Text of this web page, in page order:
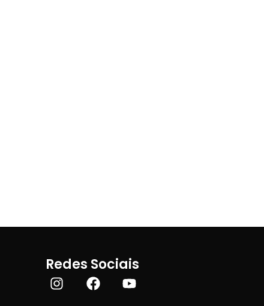
Redes Sociais